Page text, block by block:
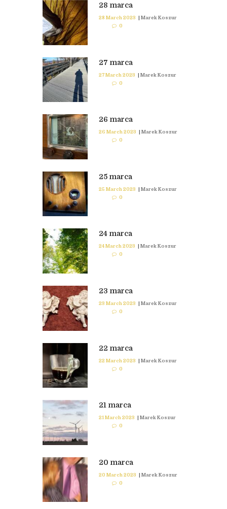
28 marca
28 March 2023 | Marek Koszur
0
27 marca
27 March 2023 | Marek Koszur
0
26 marca
26 March 2023 | Marek Koszur
0
25 marca
25 March 2023 | Marek Koszur
0
24 marca
24 March 2023
Marek Koszur
0
23 marca
23 March 2023 | Marek Koszur
0
22 marca
22 March 2023 | Marek Koszur
0
21 marca
21 March 2023 | Marek Koszur
0
20 marca
20 March 2023 | Marek Koszur
0